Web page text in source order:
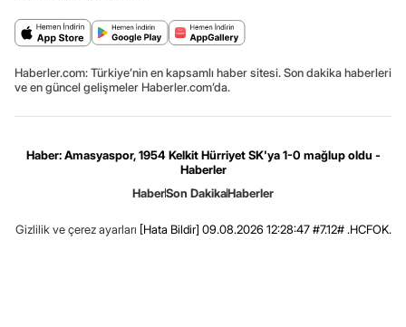
Haberler.com: Türkiye’nin en kapsamlı haber sitesi. Son dakika haberleri
ve en güncel gelişmeler Haberler.com’da.
Haber: Amasyaspor, 1954 Kelkit Hürriyet SK'ya 1-0 mağlup oldu -
Haberler
HaberSon DakikaHaberler
Gizlilik ve çerez ayarları [Hata Bildir] 09.08.2026 12:28:47 #7.12# .HCFOK.